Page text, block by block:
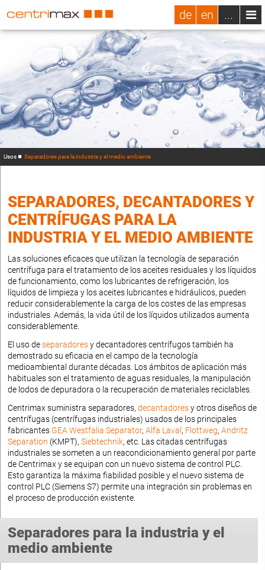
de en ...
Usos Separadores para la industria y el medio ambiente
SEPARADORES, DECANTADORES Y
CENTRÍFUGAS PARA LA
INDUSTRIA Y EL MEDIO AMBIENTE
Las soluciones eficaces que utilizan la tecnología de separación
centrífuga para el tratamiento de los aceites residuales y los líquidos
de funcionamiento, como los lubricantes de refrigeración, los
líquidos de limpieza y los aceites lubricantes e hidráulicos, pueden
reducir considerablemente la carga de los costes de las empresas
industriales. Además, la vida útil de los líquidos utilizados aumenta
considerablemente.
El uso deseparadoresy decantadores centrífugos también ha
demostrado su eficacia en el campo de la tecnología
medioambiental durante décadas. Los ámbitos de aplicación más
habituales son el tratamiento de aguas residuales, la manipulación
de lodos de depuradora o la recuperación de materiales reciclables.
Centrimax suministra separadores, decantadoresy otros diseños de
centrífugas (centrífugas industriales) usados de los principales
fabricantes GEA Westfalia Separator, Alfa Laval , Flottweg, Andritz
Separation (KMPT), Siebtechnik, etc. Las citadas centrífugas
industriales se someten a un reacondicionamiento general por parte
de Centrimax y se equipan con un nuevo sistema de control PLC.
Esto garantiza la máxima fiabilidad posible y el nuevo sistema de
control PLC (Siemens S7) permite una integración sin problemas en
el proceso de producción existente.
Separadores para la industria y el
medio ambiente